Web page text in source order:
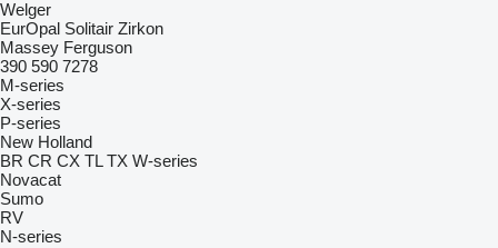
Welger
EurOpal Solitair Zirkon
Massey Ferguson
390 590 7278
M-series
X-series
P-series
New Holland
BR CR CX TL TX W-series
Novacat
Sumo
RV
N-series